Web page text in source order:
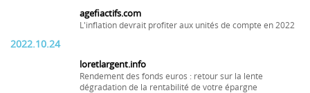
agefiactifs.com
L'inflation devrait profiter aux unités de compte en 2022
2022.10.24
loretlargent.info
Rendement des fonds euros : retour sur la lente
dégradation de la rentabilité de votre épargne